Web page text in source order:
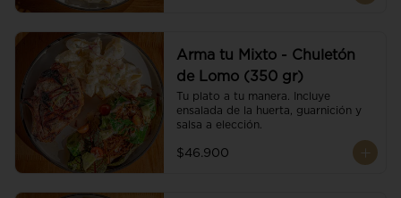
Arma tu Mixto - Chuletón
de Lomo (350 gr)
Tu plato a tu manera. Incluye
ensalada de la huerta, guarnición y
salsa a elección.
$46.900